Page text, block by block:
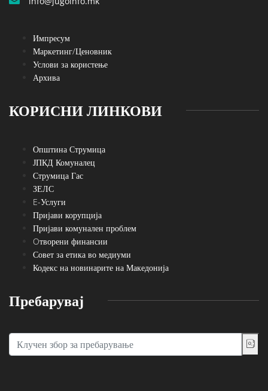
Импресум
Маркетинг/Ценовник
Услови за користење
Архива
КОРИСНИ ЛИНКОВИ
Општина Струмица
ЈПКД Комуналец
Струмица Гас
ЗЕЛС
E-Услуги
Пријави корупција
Пријави комунален проблем
Oтворени финансии
Совет за етика во медиуми
Кодекс на новинарите на Македонија
Пребарувај